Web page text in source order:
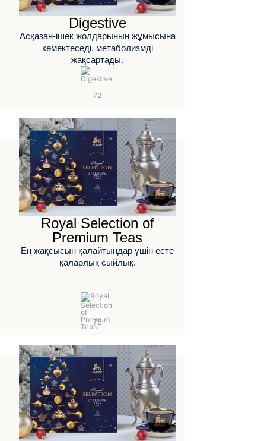
Digestive
Асқазан-ішек жолдарының жұмысына
көмектеседі, метаболизмді
жақсартады.
Royal Selection of
Premium Teas
Ең жақсысын қалайтындар үшін есте
қаларлық сыйлық.